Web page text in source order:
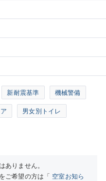
新耐震基準 機械警備
男女別トイレ
ありません。
ご希望の方は「 空室お知ら